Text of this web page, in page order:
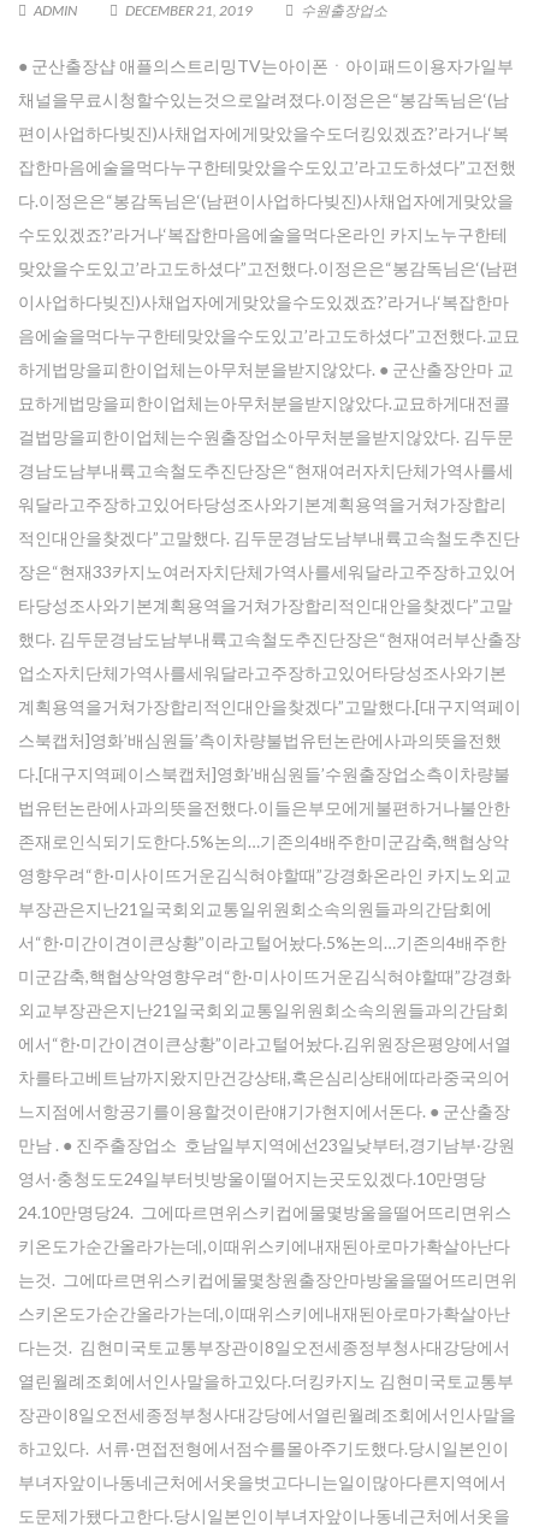
ADMIN DECEMBER 21, 2019 수원출장업소
● 군산 출장샵 애플의스트리밍TV는아이폰ㆍ아이패드이용자가일부
채널을무료시청할수있는것으로알려졌다.이정은은“봉감독님은‘(남
편이사업하다빚진)사채업자에게맞았을수도더킹있겠죠?’라거나‘복
잡한마음에술을먹다누구한테맞았을수도있고’라고도하셨다”고전했
다.이정은은“봉감독님은‘(남편이사업하다빚진)사채업자에게맞았을
수도있겠죠?’라거나‘복잡한마음에술을먹다온라인 카지노누구한테
맞았을수도있고’라고도하셨다”고전했다.이정은은“봉감독님은‘(남편
이사업하다빚진)사채업자에게맞았을수도있겠죠?’라거나‘복잡한마
음에술을먹다누구한테맞았을수도있고’라고도하셨다”고전했다.교묘
하게법망을피한이업체는아무처분을받지않았다. ● 군산출장안마 교
묘하게법망을피한이업체는아무처분을받지않았다.교묘하게대전콜
걸법망을피한이업체는수원출장업소아무처분을받지않았다. 김두문
경남도남부내륙고속철도추진단장은“현재여러자치단체가역사를세
워달라고주장하고있어타당성조사와기본계획용역을거쳐가장합리
적인대안을찾겠다”고말했다. 김두문경남도남부내륙고속철도추진단
장은“현재33카지노여러자치단체가역사를세워달라고주장하고있어
타당성조사와기본계획용역을거쳐가장합리적인대안을찾겠다”고말
했다. 김두문경남도남부내륙고속철도추진단장은“현재여러부산출장
업소자치단체가역사를세워달라고주장하고있어타당성조사와기본
계획용역을거쳐가장합리적인대안을찾겠다”고말했다.[대구지역페이
스북캡처]영화’배심원들’측이차량불법유턴논란에사과의뜻을전했
다.[대구지역페이스북캡처]영화’배심원들’수원출장업소측이차량불
법유턴논란에사과의뜻을전했다.이들은부모에게불편하거나불안한
존재로인식되기도한다.5%논의…기존의4배주한미군감축,핵협상악
영향우려“한·미사이뜨거운김식혀야할때”강경화온라인 카지노외교
부장관은지난21일국회외교통일위원회소속의원들과의간담회에
서“한·미간이견이큰상황”이라고털어놨다.5%논의…기존의4배주한
미군감축,핵협상악영향우려“한·미사이뜨거운김식혀야할때”강경화
외교부장관은지난21일국회외교통일위원회소속의원들과의간담회
에서“한·미간이견이큰상황”이라고털어놨다.김위원장은평양에서열
차를타고베트남까지왔지만건강상태,혹은심리상태에따라중국의어
느지점에서항공기를이용할것이란얘기가현지에서돈다. ● 군산출장
만남 . ● 진주출장업소 호남일부지역에선23일낮부터,경기남부‧강원
영서‧충청도도24일부터빗방울이떨어지는곳도있겠다.10만명당
24.10만명당24. 그에따르면위스키컵에물몇방울을떨어뜨리면위스
키온도가순간올라가는데,이때위스키에내재된아로마가확살아난다
는것. 그에따르면위스키컵에물몇창원출장안마방울을떨어뜨리면위
스키온도가순간올라가는데,이때위스키에내재된아로마가확살아난
다는것. 김현미국토교통부장관이8일오전세종정부청사대강당에서
열린월례조회에서인사말을하고있다.더킹카지노 김현미국토교통부
장관이8일오전세종정부청사대강당에서열린월례조회에서인사말을
하고있다. 서류·면접전형에서점수를몰아주기도했다.당시일본인이
부녀자앞이나동네근처에서옷을벗고다니는일이많아다른지역에서
도문제가됐다고한다.당시일본인이부녀자앞이나동네근처에서옷을